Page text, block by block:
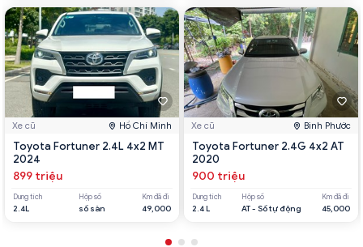
Xe cũ Hồ Chí Minh
Toyota Fortuner 2.4L 4x2 MT
2024
899 triệu
Dung tích
2.4L
Hộp số
số sàn
Km đã đi
49,000
Xe cũ Bình Phước
Toyota Fortuner 2.4G 4x2 AT
2020
900 triệu
Dung tích
2.4 L
Hộp số
AT - Số tự động
Km đã đi
45,000